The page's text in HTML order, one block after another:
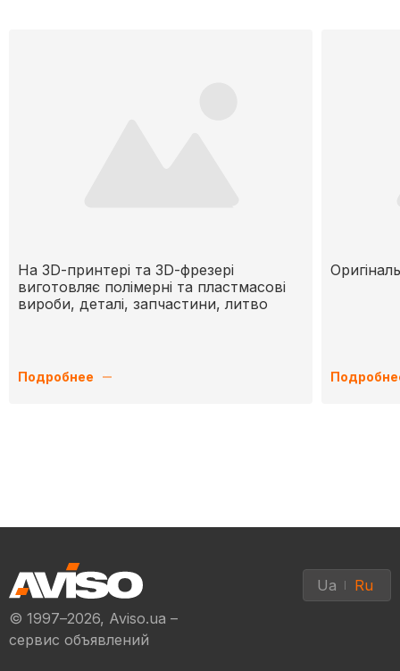
На 3D-принтері та 3D-фрезері
виготовляє полімерні та пластмасові
вироби, деталі, запчастини, литво
Подробнее
© 1997–2026, Aviso.ua –
сервис объявлений
Ua Ru